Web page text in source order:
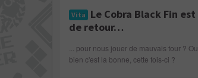
Vita
Le Cobra Black Fin est
de retour…
... pour nous jouer de mauvais tour ? Ou
bien c'est la bonne, cette fois-ci ?